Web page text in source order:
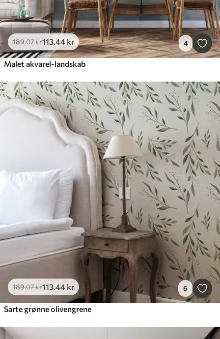
189.07kr113.44 kr 4
Malet akvarel-landskab
189.07kr113.44 kr 6
Sarte grønne olivengrene